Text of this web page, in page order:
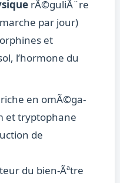
rÃ©guliÃ¨re
par jour)
et
l’hormone du
riche en omÃ©ga-
et tryptophane
de
du bien-Ãªtre